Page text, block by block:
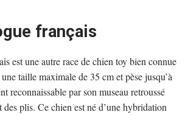
français
est une autre race de chien toy bien connue
taille maximale de 35 cm et pèse jusqu’à
reconnaissable par son museau retroussé
des plis. Ce chien est né d’une hybridation